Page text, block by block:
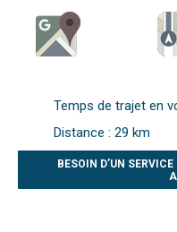
Temps de trajet en
Distance : 29 km
BESOIN D’UN